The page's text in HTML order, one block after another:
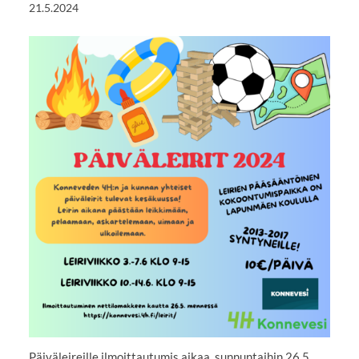
21.5.2024